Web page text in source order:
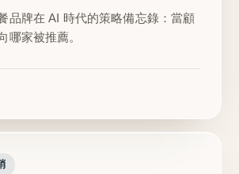
品牌在 AI 時代的策略備忘錄：當顧
哪家被推薦。